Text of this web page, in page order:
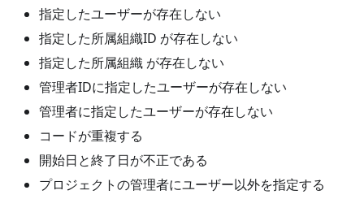
指定したユーザーが存在しない
指定した所属組織ID が存在しない
指定した所属組織 が存在しない
管理者IDに指定したユーザーが存在しない
管理者に指定したユーザーが存在しない
コードが重複する
開始日と終了日が不正である
プロジェクトの管理者にユーザー以外を指定する